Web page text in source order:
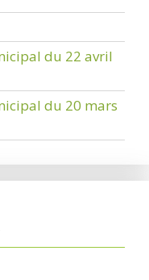
du 22 avril
du 20 mars